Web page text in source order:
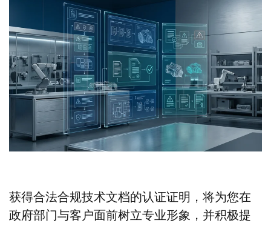
获得合法合规技术文档的认证证明，将为您在
政府部门与客户面前树立专业形象，并积极提